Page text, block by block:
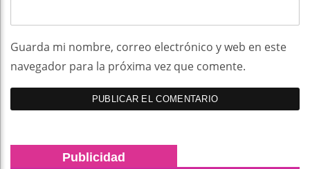
Guarda mi nombre, correo electrónico y web en este
navegador para la próxima vez que comente.
Publicidad